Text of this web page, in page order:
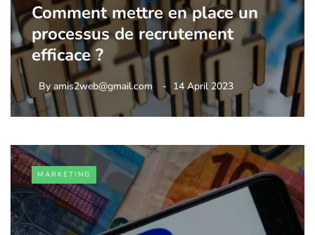
Comment mettre en place un
processus de recrutement
efficace ?
By amis2web@gmail.com 14 April 2023
MARKETING